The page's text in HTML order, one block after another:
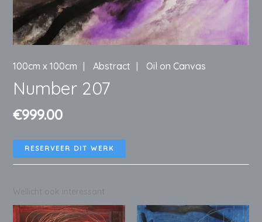
100cm x 100cm Abstract Oil on Canvas
Number 207
€999.00
RESERVEER DIT WERK